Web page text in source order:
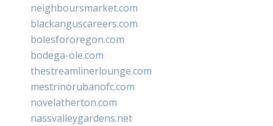
neighboursmarket.com
blackanguscareers.com
bolesfororegon.com
bodega-ole.com
thestreamlinerlounge.com
mestrinorubanofc.com
novelatherton.com
nassvalleygardens.net